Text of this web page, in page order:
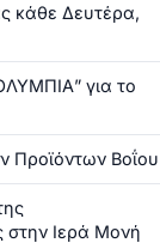
κάθε Δευτέρα,
για το
Προϊόντων Βοΐου
Ιερά Μονή